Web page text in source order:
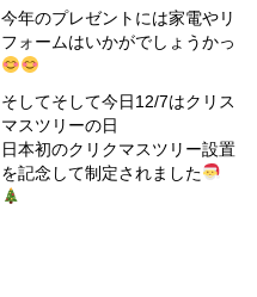
今年のプレゼントには家電やリ
フォームはいかがでしょうかっ
そしてそして今日12/7はクリス
マスツリーの日
日本初のクリクマスツリー設置
を記念して制定されました